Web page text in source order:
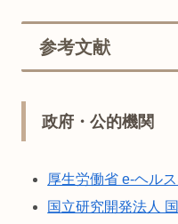
参考文献
政府・公的機関
厚生労働省 e-ヘル
国立研究開発法人